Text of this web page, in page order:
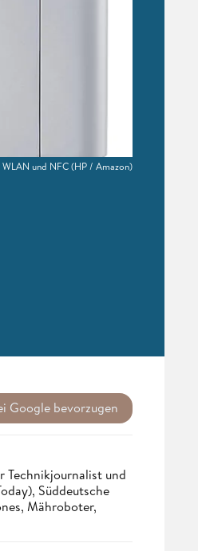
und NFC(HP / Amazon)
Google bevorzugen
Technikjournalist und
Süddeutsche
Mähroboter,